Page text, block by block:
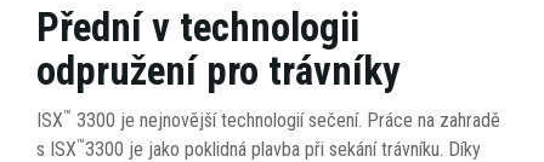
Přední v technologii
odpružení pro trávníky
ISX™ 3300 je nejnovější technologií sečení. Práce na zahradě
s ISX™3300 je jako poklidná plavba při sekání trávníku. Díky